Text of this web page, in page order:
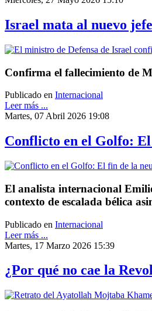
Israel mata al nuevo
Confirma el fallecimiento de
Publicado en Internacional
Leer más ...
Martes, 07 Abril 2026 19:08
Conflicto en el Golfo:
El analista internacional
contexto de escalada bélica
Publicado en Internacional
Leer más ...
Martes, 17 Marzo 2026 15:39
¿Por qué no cae la